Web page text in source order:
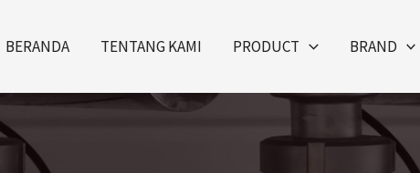
BERANDA TENTANG KAMI PRODUCT BRAND